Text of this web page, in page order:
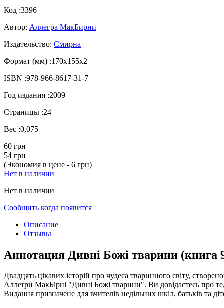
Код :3396
Автор: Аллегра МакБирни
Издательство: Смирна
Формат (мм) :170х155х2
ISBN :978-966-8617-31-7
Год издания :2009
Страницы :24
Вес :0,075
60 грн
54 грн
(Экономия в цене - 6 грн)
Нет в наличии
Нет в наличии
Сообщить когда появится
Описание
Отзывы
Аннотация Дивні Божі тварини (книга
Двадцять цікавих історій про чудеса тваринного світу,
Аллеґри МакБірні "Дивні Божі тварини". Ви довідаєтесь про
Видання призначене для вчителів недільних шкіл, батьків та